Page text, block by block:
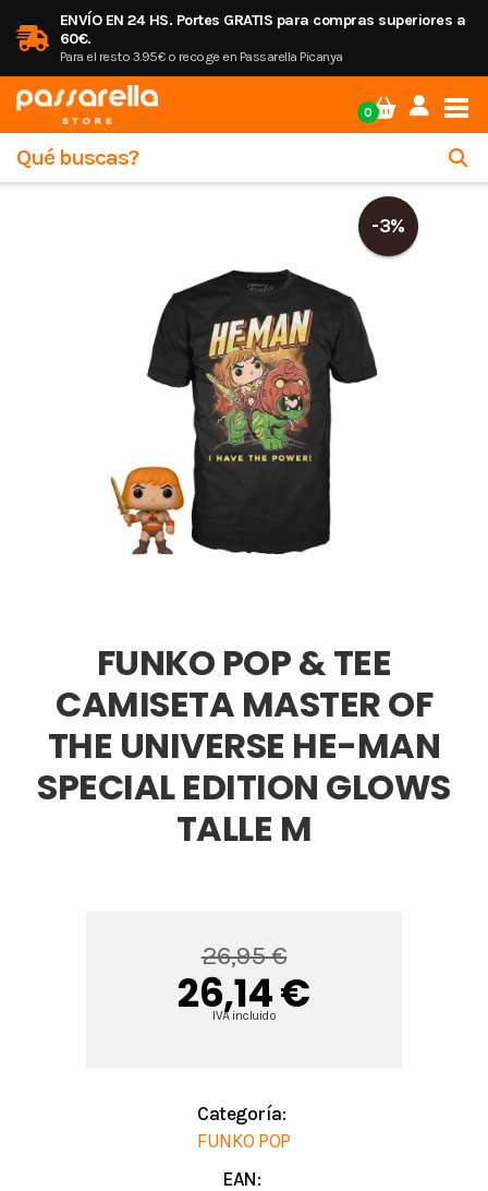
ENVÍO EN 24 HS. Portes GRATIS para compras superiores a
60€.
Para el resto 3.95€ o recoge en Passarella Picanya
0
-3%
FUNKO POP & TEE
CAMISETA MASTER OF
THE UNIVERSE HE-MAN
SPECIAL EDITION GLOWS
TALLE M
26,95 €
26,14 €
IVA incluido
Categoría:
FUNKO POP
EAN: